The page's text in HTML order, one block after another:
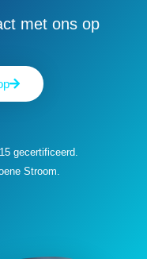
met ons op​
gecertificeerd.
Stroom.